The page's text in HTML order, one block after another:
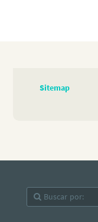
Sitemap